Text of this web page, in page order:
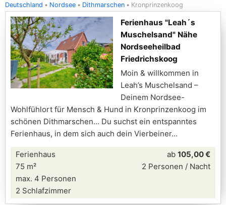
Deutschland Nordsee Dithmarschen Kronprinzenkoog
Ferienhaus "Leah´s
Muschelsand" Nähe
Nordseeheilbad
Friedrichskoog
Moin & willkommen in
Leah’s Muschelsand –
Deinem Nordsee-
Wohlfühlort für Mensch & Hund in Kronprinzenkoog im
schönen Dithmarschen... Du suchst ein entspanntes
Ferienhaus, in dem sich auch dein Vierbeiner
Ferienhaus
75 m²
max. 4 Personen
2 Schlafzimmer
ab 105,00 €
2 Personen / Nacht